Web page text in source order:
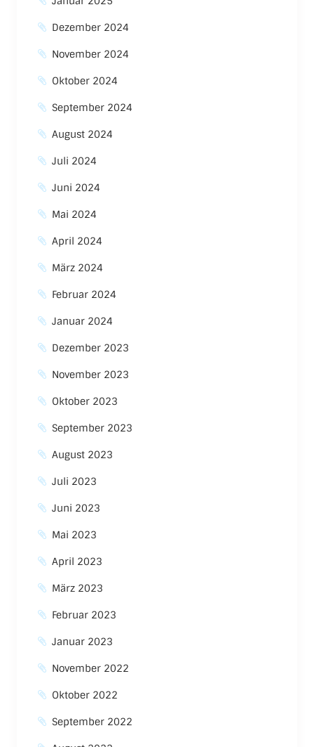
Dezember 2024
November 2024
Oktober 2024
September 2024
August 2024
Juli 2024
Juni 2024
Mai 2024
April 2024
März 2024
Februar 2024
Januar 2024
Dezember 2023
November 2023
Oktober 2023
September 2023
August 2023
Juli 2023
Juni 2023
Mai 2023
April 2023
März 2023
Februar 2023
Januar 2023
November 2022
Oktober 2022
September 2022